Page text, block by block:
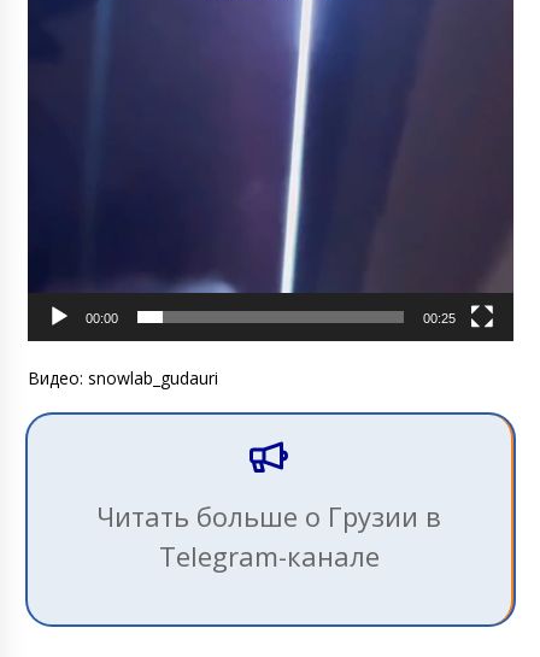
00:00 00:25
Видео: snowlab_gudauri
Читать больше о Грузии в
Telegram-канале